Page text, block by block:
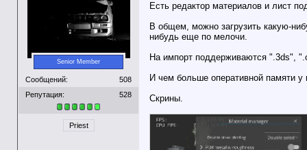
Senior Member
Сообщений:
508
Репутация:
528
Priest
Есть редактор материалов и лист
В общем, можно загрузить какую-
нибудь еще по мелочи.
На импорт поддерживаются ".3ds",
И чем больше оперативной памяти
Скрины.